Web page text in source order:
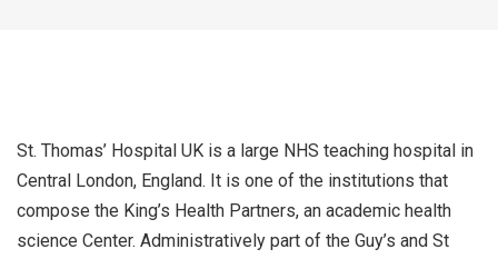
St. Thomas’ Hospital UK is a large NHS teaching hospital in
Central London, England. It is one of the institutions that
compose the King’s Health Partners, an academic health
science Center. Administratively part of the Guy’s and St